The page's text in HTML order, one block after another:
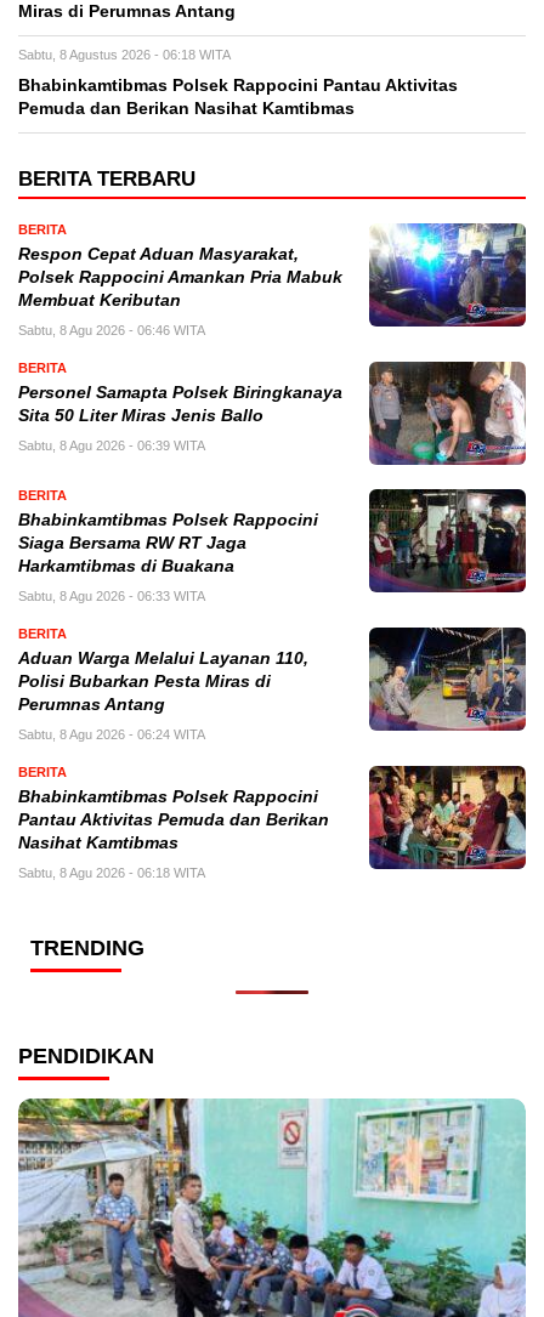
Miras di Perumnas Antang
Sabtu, 8 Agustus 2026 - 06:18 WITA
Bhabinkamtibmas Polsek Rappocini Pantau Aktivitas
Pemuda dan Berikan Nasihat Kamtibmas
BERITA TERBARU
BERITA
Respon Cepat Aduan Masyarakat,
Polsek Rappocini Amankan Pria Mabuk
Membuat Keributan
Sabtu, 8 Agu 2026 - 06:46 WITA
BERITA
Personel Samapta Polsek Biringkanaya
Sita 50 Liter Miras Jenis Ballo
Sabtu, 8 Agu 2026 - 06:39 WITA
BERITA
Bhabinkamtibmas Polsek Rappocini
Siaga Bersama RW RT Jaga
Harkamtibmas di Buakana
Sabtu, 8 Agu 2026 - 06:33 WITA
BERITA
Aduan Warga Melalui Layanan 110,
Polisi Bubarkan Pesta Miras di
Perumnas Antang
Sabtu, 8 Agu 2026 - 06:24 WITA
BERITA
Bhabinkamtibmas Polsek Rappocini
Pantau Aktivitas Pemuda dan Berikan
Nasihat Kamtibmas
Sabtu, 8 Agu 2026 - 06:18 WITA
TRENDING
PENDIDIKAN